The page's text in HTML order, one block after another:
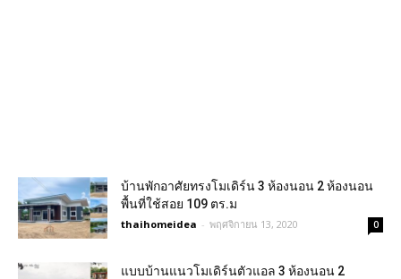
บ้านพักอาศัยทรงโมเดิร์น 3 ห้องนอน 2 ห้องนอน
พื้นที่ใช้สอย 109 ตร.ม
thaihomeidea - พฤศจิกายน 13, 2020 0
แบบบ้านแนวโมเดิร์นตัวแอล 3 ห้องนอน 2